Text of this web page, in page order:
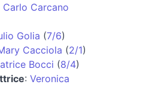
Carlo Carcano
Golia (7/6)
Cacciola (2/1)
Bocci (8/4)
: Veronica